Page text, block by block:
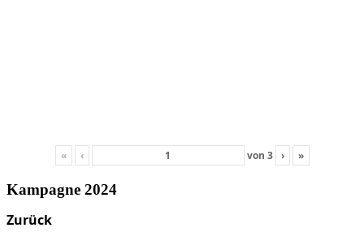
« ‹ von 3 › »
Kampagne 2024
Zurück